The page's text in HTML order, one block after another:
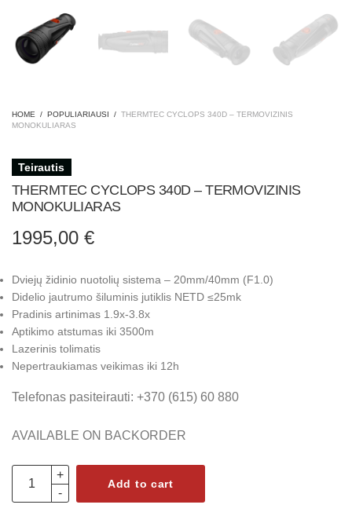
HOME / POPULIARIAUSI / THERMTEC CYCLOPS 340D – TERMOVIZINIS
MONOKULIARAS
Teirautis
THERMTEC CYCLOPS 340D – TERMOVIZINIS
MONOKULIARAS
1995,00€
Dviejų židinio nuotolių sistema – 20mm/40mm (F1.0)
Didelio jautrumo šiluminis jutiklis NETD ≤25mk
Pradinis artinimas 1.9x-3.8x
Aptikimo atstumas iki 3500m
Lazerinis tolimatis
Nepertraukiamas veikimas iki 12h
Telefonas pasiteirauti: +370 (615) 60 880
AVAILABLE ON BACKORDER
Add to cart